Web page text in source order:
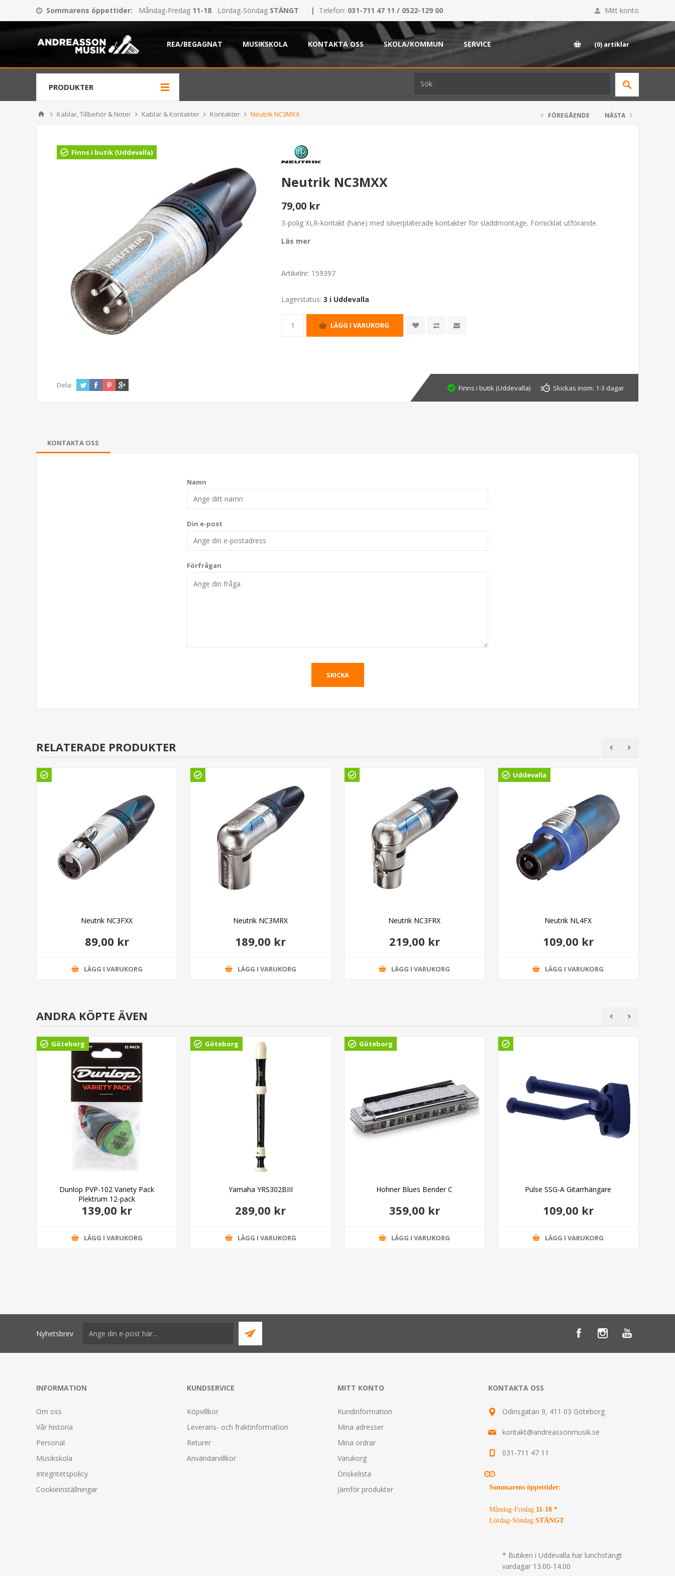
Sommarens öppettider: Måndag-Fredag 11-18 Lördag-Söndag STÄNGT | Telefon: 031-711 47 11 / 0522-129 00 Mitt konto
REA/BEGAGNAT MUSIKSKOLA KONTAKTA OSS SKOLA/KOMMUN SERVICE (0) artiklar
PRODUKTER
Kablar, Tillbehör & Noter Kablar & Kontakter Kontakter Neutrik NC3MXX FÖREGÅENDE NÄSTA
Finns i butik (Uddevalla)
Neutrik NC3MXX
79,00 kr
3-polig XLR-kontakt (hane) med silverpläterade kontakter för sladdmontage. Förnicklat utförande.
Läs mer
Artikelnr: 159397
Lagerstatus: 3 i Uddevalla
Dela: Finns i butik (Uddevalla) Skickas inom: 1-3 dagar
KONTAKTA OSS
Namn
Din e-post
Förfrågan
RELATERADE PRODUKTER
Neutrik NC3FXX
89,00 kr
LÄGG I VARUKORG
Neutrik NC3MRX
189,00 kr
LÄGG I VARUKORG
Neutrik NC3FRX
219,00 kr
LÄGG I VARUKORG
Uddevalla
Neutrik NL4FX
109,00 kr
LÄGG I VARUKORG
ANDRA KÖPTE ÄVEN
Göteborg
Dunlop PVP-102 Variety Pack
Plektrum 12-pack
139,00 kr
LÄGG I VARUKORG
Göteborg
Yamaha YRS302BIII
289,00 kr
LÄGG I VARUKORG
Göteborg
Hohner Blues Bender C
359,00 kr
LÄGG I VARUKORG
Pulse SSG-A Gitarrhängare
109,00 kr
LÄGG I VARUKORG
Nyhetsbrev
INFORMATION
Om oss
Vår historia
Personal
Musikskola
Integritetspolicy
Cookieinställningar
KUNDSERVICE
Köpvillkor
Leverans- och fraktinformation
Returer
Användarvillkor
MITT KONTO
Kundinformation
Mina adresser
Mina ordrar
Varukorg
Önskelista
Jämför produkter
KONTAKTA OSS
Odinsgatan 9, 411 03 Göteborg
kontakt@andreassonmusik.se
031-711 47 11
Sommarens öppettider:
Måndag-Fredag 11-18 *
Lördag-Söndag STÄNGT
* Butiken i Uddevalla har lunchstängt
vardagar 13.00-14.00